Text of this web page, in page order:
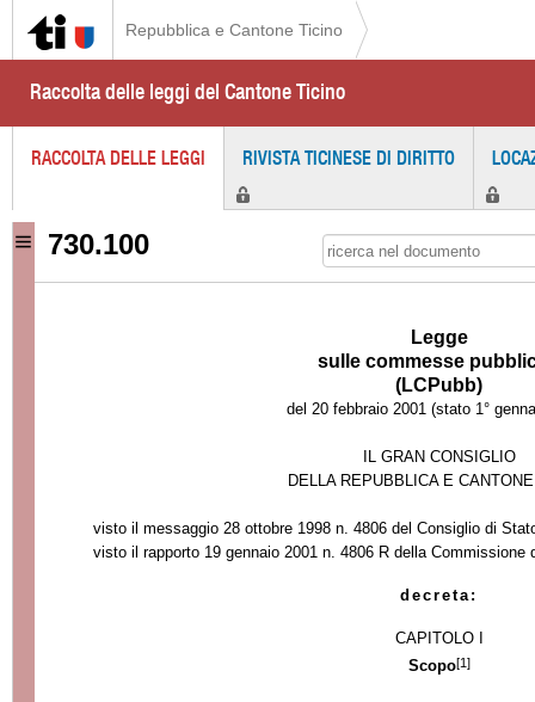
Repubblica e Cantone Ticino
Raccolta delle leggi del Cantone Ticino
RACCOLTA DELLE LEGGI RIVISTA TICINESE DI DIRITTO
730.100
Legge
sulle commesse
(LCPubb)
del 20 febbraio 2001 (stato 1°
IL GRAN CONSIGLIO
DELLA REPUBBLICA E
visto il messaggio 28 ottobre 1998 n. 4806 del Consiglio di
visto il rapporto 19 gennaio 2001 n. 4806 R della Commissione
decreta:
CAPITOLO I
Scopo[1]